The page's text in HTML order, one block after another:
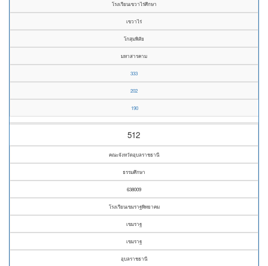
โรงเรียนเขวาไร่ศึกษา
เขวาไร่
โกสุมพิสัย
มหาสารคาม
333
202
190
512
คณะจังหวัดอุบลราชธานี
ธรรมศึกษา
638009
โรงเรียนเขมราฐพิทยาคม
เขมราฐ
เขมราฐ
อุบลราชธานี